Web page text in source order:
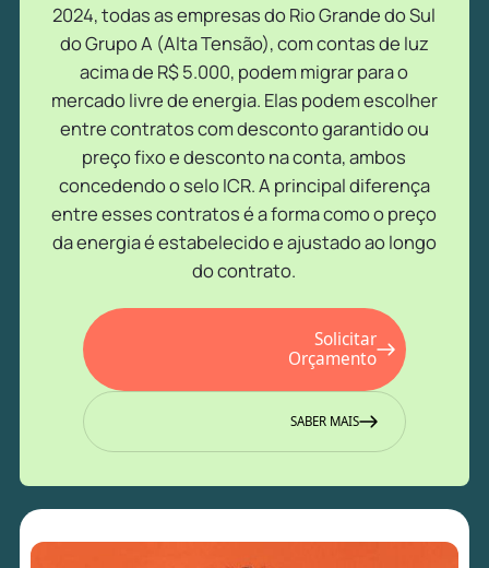
2024, todas as empresas do Rio Grande do Sul
do Grupo A (Alta Tensão), com contas de luz
acima de R$ 5.000, podem migrar para o
mercado livre de energia. Elas podem escolher
entre contratos com desconto garantido ou
preço fixo e desconto na conta, ambos
concedendo o selo ICR. A principal diferença
entre esses contratos é a forma como o preço
da energia é estabelecido e ajustado ao longo
do contrato.
Solicitar
Orçamento
SABER MAIS